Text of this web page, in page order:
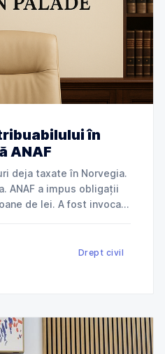
în
ANAF
deja taxate în Norvegia.
de lei. A fost invocată
DIN SERIA
Drept civil